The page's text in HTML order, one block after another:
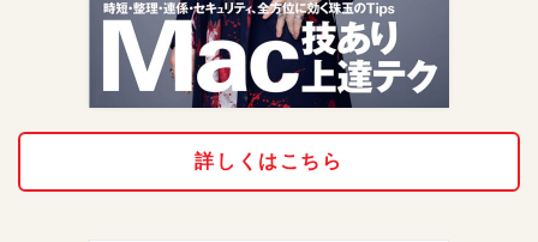
詳しくはこちら